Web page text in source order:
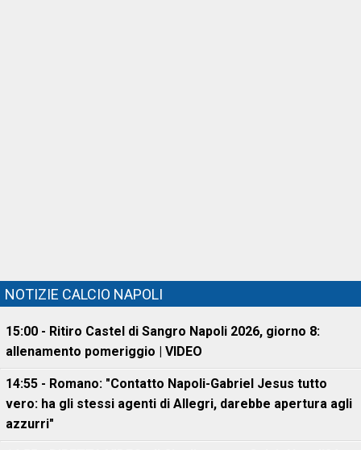
NOTIZIE CALCIO NAPOLI
15:00 - Ritiro Castel di Sangro Napoli 2026, giorno 8:
allenamento pomeriggio | VIDEO
14:55 - Romano: "Contatto Napoli-Gabriel Jesus tutto
vero: ha gli stessi agenti di Allegri, darebbe apertura agli
azzurri"